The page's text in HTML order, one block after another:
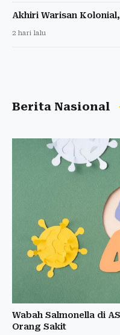
Akhiri Warisan
2 hari lalu
Berita Nasional
Wabah Salmonella di
Orang Sakit